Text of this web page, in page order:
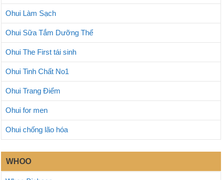
Ohui Làm Sạch
Ohui Sữa Tắm Dưỡng Thể
Ohui The First tái sinh
Ohui Tinh Chất No1
Ohui Trang Điểm
Ohui for men
Ohui chống lão hóa
WHOO